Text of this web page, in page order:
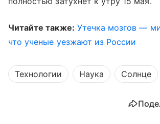
Читайте также: Утечка мозгов —
что ученые уезжают из России
Технологии Наука Солнце